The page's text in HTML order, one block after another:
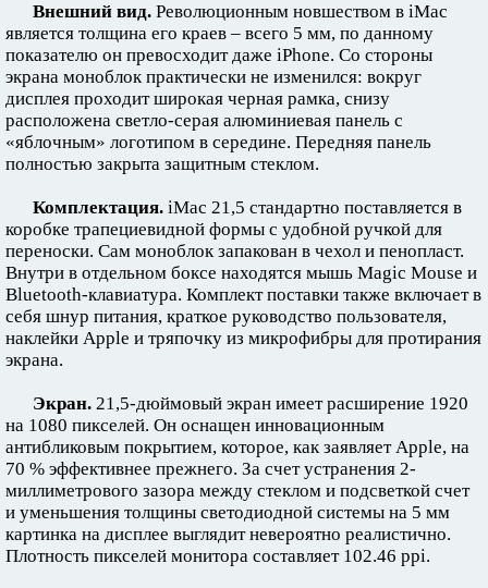
Внешний вид. Революционным новшеством в iMac
является толщина его краев – всего 5 мм, по данному
показателю он превосходит даже iPhone. Со стороны
экрана моноблок практически не изменился: вокруг
дисплея проходит широкая черная рамка, снизу
расположена светло-серая алюминиевая панель с
«яблочным» логотипом в середине. Передняя панель
полностью закрыта защитным стеклом.
Комплектация. iMac 21,5 стандартно поставляется в
коробке трапециевидной формы с удобной ручкой для
переноски. Сам моноблок запакован в чехол и пенопласт.
Внутри в отдельном боксе находятся мышь Magic Mouse и
Bluetooth-клавиатура. Комплект поставки также включает в
себя шнур питания, краткое руководство пользователя,
наклейки Apple и тряпочку из микрофибры для протирания
экрана.
Экран. 21,5-дюймовый экран имеет расширение 1920
на 1080 пикселей. Он оснащен инновационным
антибликовым покрытием, которое, как заявляет Apple, на
70 % эффективнее прежнего. За счет устранения 2-
миллиметрового зазора между стеклом и подсветкой счет
и уменьшения толщины светодиодной системы на 5 мм
картинка на дисплее выглядит невероятно реалистично.
Плотность пикселей монитора составляет 102.46 ppi.